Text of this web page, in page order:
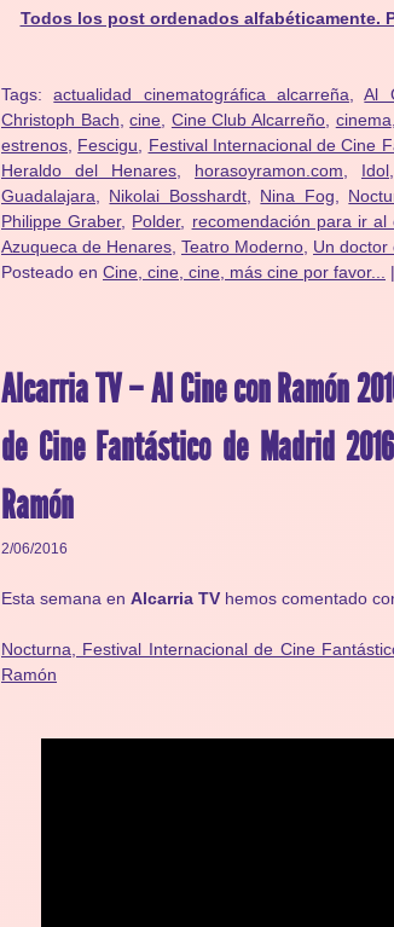
Todos los post ordenados alfabéticamente.
Tags:actualidad cinematográfica alcarreña ,Al
Christoph Bach ,cine Cine Club Alcarreño cinema
estrenos Fescigu Festival Internacional de Cine
Heraldo del Henares
horasoyramon.com Idol
Guadalajara
Nikolai Bosshardt, Nina Fog
Philippe Graber, Polder, recomendación para ir al
Azuqueca de Henares Teatro Moderno Un doctor
Posteado en Cine, cine, cine, más cine por favor... |
Alcarria TV – Al Cine con Ramón
de Cine Fantástico de Madrid
Ramón
2/06/2016
Esta semana en Alcarria TV hemos comentado
Nocturna, Festival Internacional de Cine
Ramón